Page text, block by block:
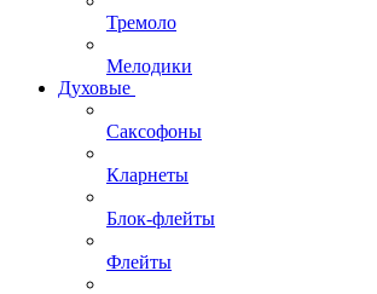
Тремоло
Мелодики
Духовые
Саксофоны
Кларнеты
Блок-флейты
Флейты